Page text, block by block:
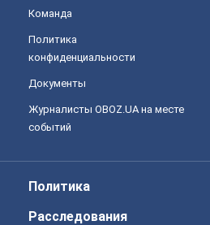
Команда
Политика
конфиденциальности
Документы
Журналисты OBOZ.UA на месте
событий
Политика
Расследования